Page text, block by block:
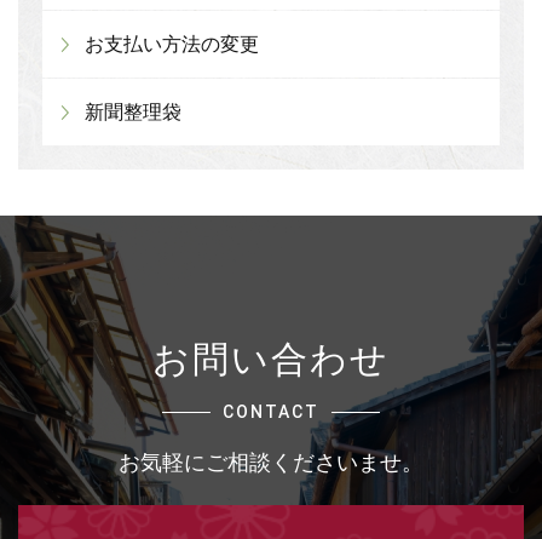
お支払い方法の変更
新聞整理袋
お問い合わせ
CONTACT
お気軽にご相談くださいませ。